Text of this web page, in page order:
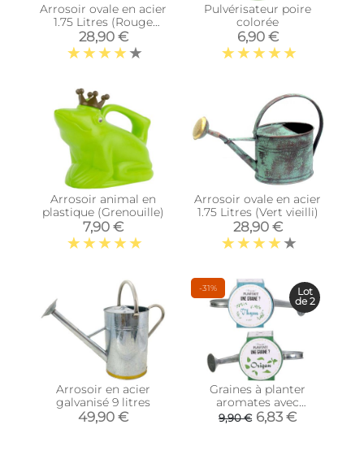
Arrosoir ovale en acier
1.75 Litres (Rouge
corail)
28,90 €
Pulvérisateur poire
colorée
6,90 €
Arrosoir animal en
plastique (Grenouille)
7,90 €
Arrosoir ovale en acier
1.75 Litres (Vert vieilli)
28,90 €
Arrosoir en acier
galvanisé 9 litres
49,90 €
-31%
Graines à planter
aromates avec
arrosoirs (Lot de 2)
9,90 € 6,83 €
Lot
de 2